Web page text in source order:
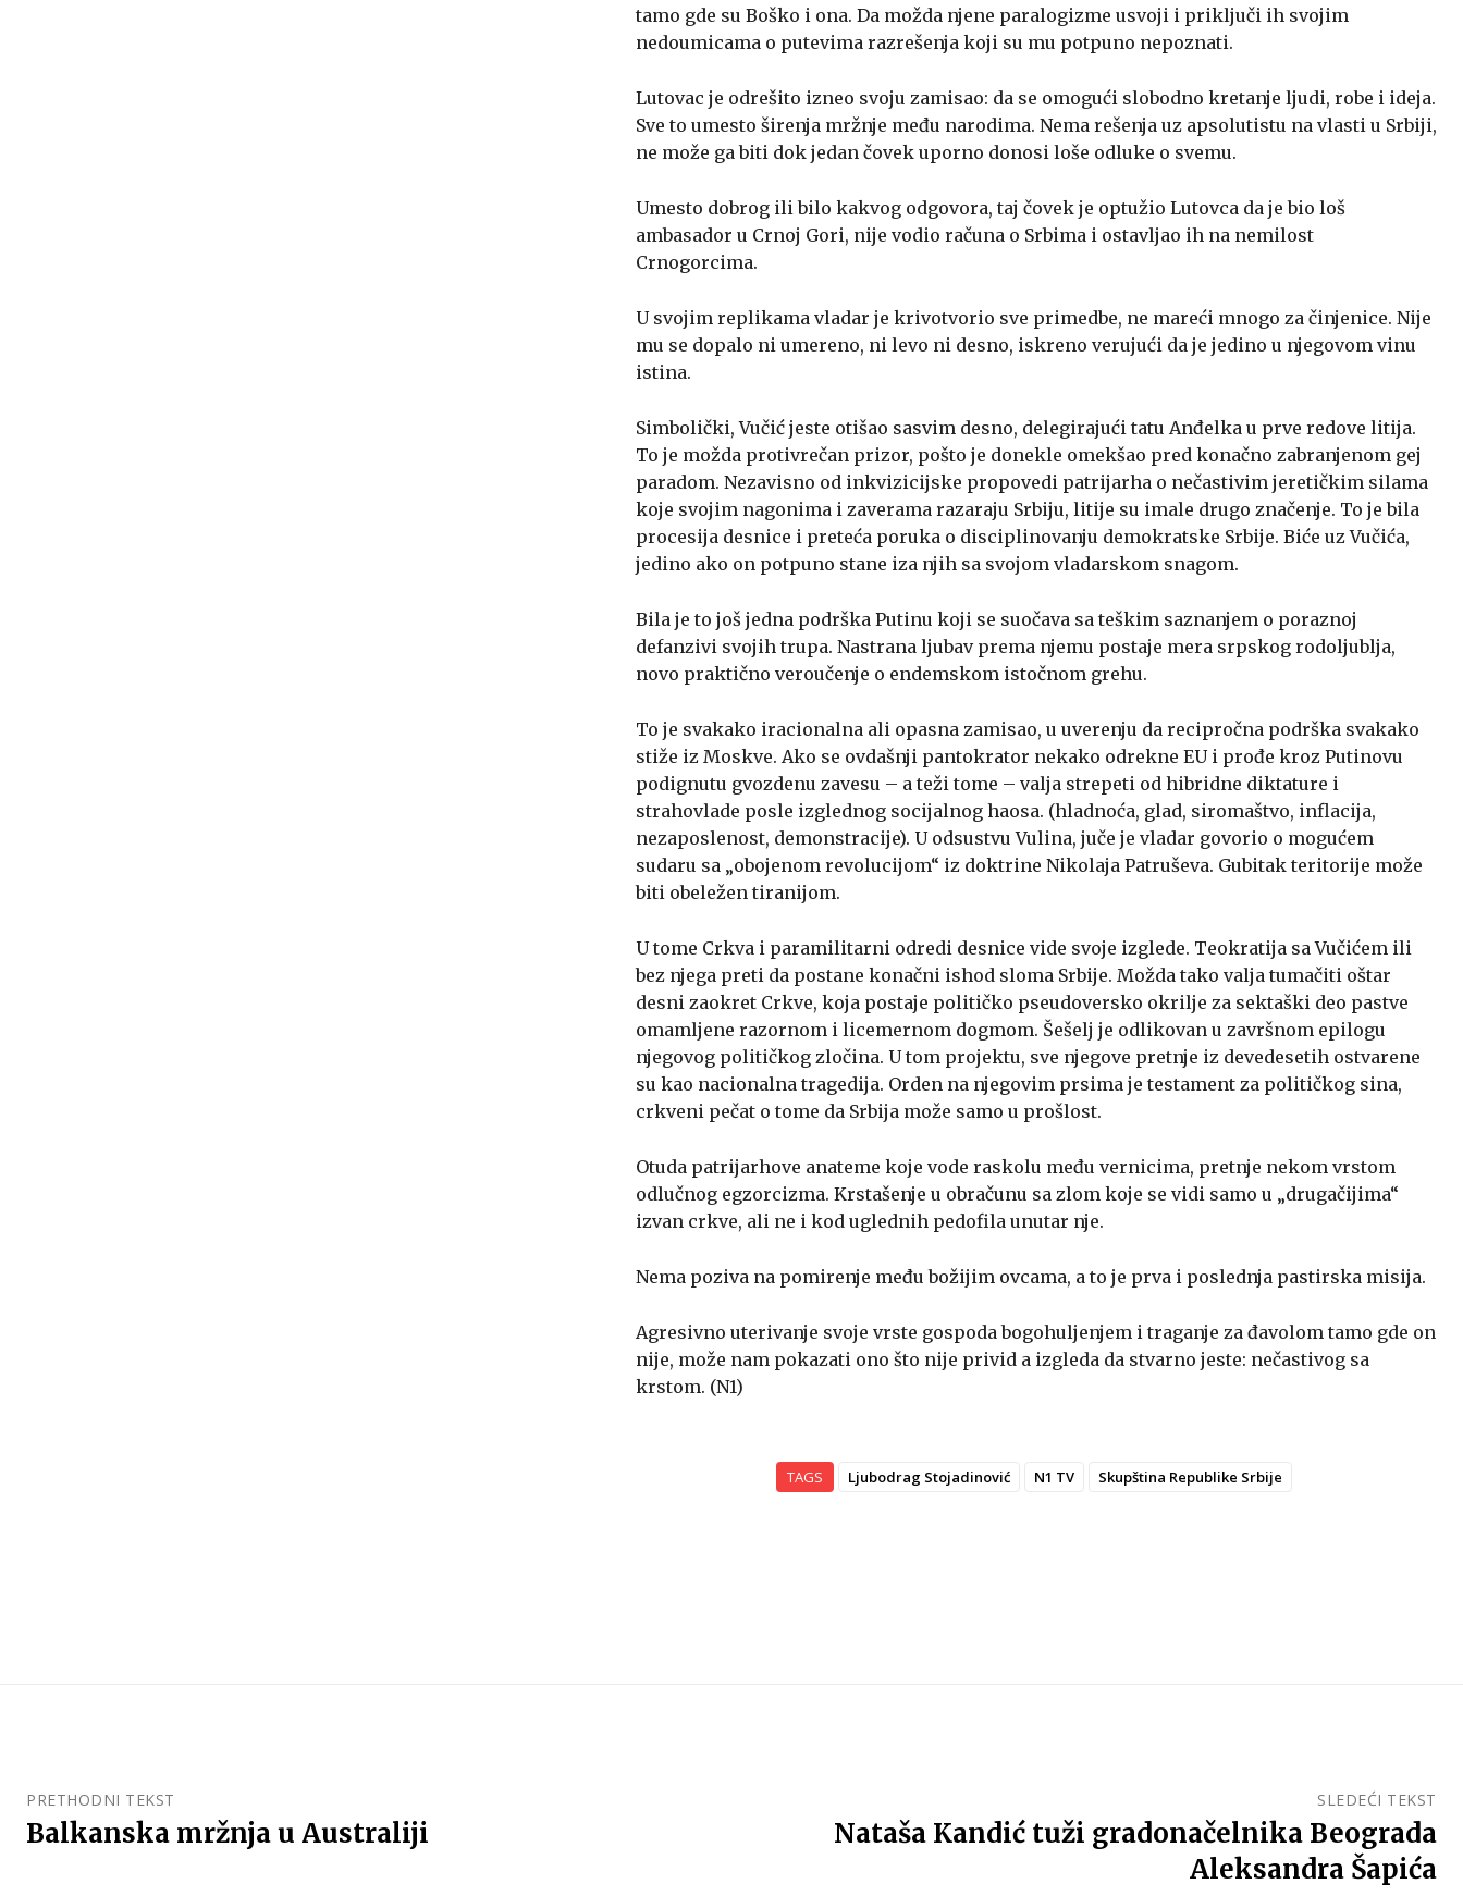
tamo gde su Boško i ona. Da možda njene paralogizme usvoji i priključi ih svojim
nedoumicama o putevima razrešenja koji su mu potpuno nepoznati.
Lutovac je odrešito izneo svoju zamisao: da se omogući slobodno kretanje ljudi, robe i ideja.
Sve to umesto širenja mržnje među narodima. Nema rešenja uz apsolutistu na vlasti u Srbiji,
ne može ga biti dok jedan čovek uporno donosi loše odluke o svemu.
Umesto dobrog ili bilo kakvog odgovora, taj čovek je optužio Lutovca da je bio loš
ambasador u Crnoj Gori, nije vodio računa o Srbima i ostavljao ih na nemilost
Crnogorcima.
U svojim replikama vladar je krivotvorio sve primedbe, ne mareći mnogo za činjenice. Nije
mu se dopalo ni umereno, ni levo ni desno, iskreno verujući da je jedino u njegovom vinu
istina.
Simbolički, Vučić jeste otišao sasvim desno, delegirajući tatu Anđelka u prve redove litija.
To je možda protivrečan prizor, pošto je donekle omekšao pred konačno zabranjenom gej
paradom. Nezavisno od inkvizicijske propovedi patrijarha o nečastivim jeretičkim silama
koje svojim nagonima i zaverama razaraju Srbiju, litije su imale drugo značenje. To je bila
procesija desnice i preteća poruka o disciplinovanju demokratske Srbije. Biće uz Vučića,
jedino ako on potpuno stane iza njih sa svojom vladarskom snagom.
Bila je to još jedna podrška Putinu koji se suočava sa teškim saznanjem o poraznoj
defanzivi svojih trupa. Nastrana ljubav prema njemu postaje mera srpskog rodoljublja,
novo praktično veroučenje o endemskom istočnom grehu.
To je svakako iracionalna ali opasna zamisao, u uverenju da recipročna podrška svakako
stiže iz Moskve. Ako se ovdašnji pantokrator nekako odrekne EU i prođe kroz Putinovu
podignutu gvozdenu zavesu – a teži tome – valja strepeti od hibridne diktature i
strahovlade posle izglednog socijalnog haosa. (hladnoća, glad, siromaštvo, inflacija,
nezaposlenost, demonstracije). U odsustvu Vulina, juče je vladar govorio o mogućem
sudaru sa „obojenom revolucijom“ iz doktrine Nikolaja Patruševa. Gubitak teritorije može
biti obeležen tiranijom.
U tome Crkva i paramilitarni odredi desnice vide svoje izglede. Teokratija sa Vučićem ili
bez njega preti da postane konačni ishod sloma Srbije. Možda tako valja tumačiti oštar
desni zaokret Crkve, koja postaje političko pseudoversko okrilje za sektaški deo pastve
omamljene razornom i licemernom dogmom. Šešelj je odlikovan u završnom epilogu
njegovog političkog zločina. U tom projektu, sve njegove pretnje iz devedesetih ostvarene
su kao nacionalna tragedija. Orden na njegovim prsima je testament za političkog sina,
crkveni pečat o tome da Srbija može samo u prošlost.
Otuda patrijarhove anateme koje vode raskolu među vernicima, pretnje nekom vrstom
odlučnog egzorcizma. Krstašenje u obračunu sa zlom koje se vidi samo u „drugačijima“
izvan crkve, ali ne i kod uglednih pedofila unutar nje.
Nema poziva na pomirenje među božijim ovcama, a to je prva i poslednja pastirska misija.
Agresivno uterivanje svoje vrste gospoda bogohuljenjem i traganje za đavolom tamo gde on
nije, može nam pokazati ono što nije privid a izgleda da stvarno jeste: nečastivog sa
krstom. (N1)
TAGS Ljubodrag Stojadinović N1 TV Skupština Republike Srbije
PRETHODNI TEKST
Balkanska mržnja u Australiji
SLEDEĆI TEKST
Nataša Kandić tuži gradonačelnika Beograda
Aleksandra Šapića